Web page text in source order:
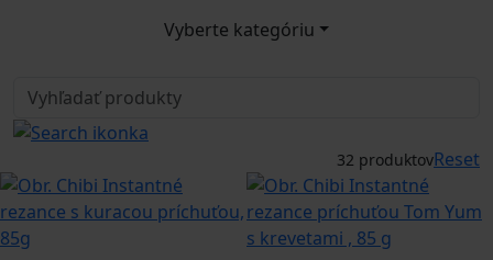
Vyberte kategóriu
32 produktovReset